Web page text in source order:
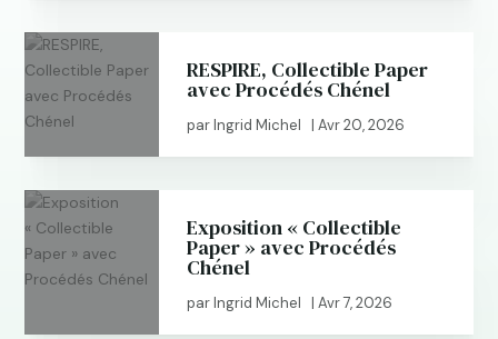
RESPIRE, Collectible Paper
avec Procédés Chénel
parIngrid Michel |Avr 20, 2026
Exposition « Collectible
Paper » avec Procédés
Chénel
parIngrid Michel |Avr 7, 2026